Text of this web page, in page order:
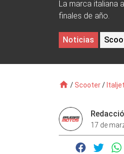
La marca italiana
finales de año.
Noticias
/ Scooter/
17 de